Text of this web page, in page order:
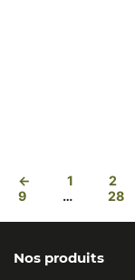
← 1 2
9
… 28
Nos produits